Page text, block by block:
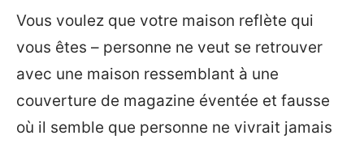
Vous voulez que votre maison reflète qui
vous êtes – personne ne veut se retrouver
avec une maison ressemblant à une
couverture de magazine éventée et fausse
où il semble que personne ne vivrait jamais